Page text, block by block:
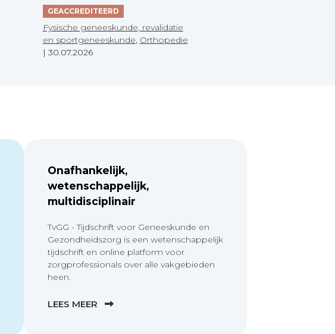
GEACCREDITEERD
Fysische geneeskunde, revalidatie
en sportgeneeskunde Orthopedie
| 30.07.2026
Onafhankelijk,
wetenschappelijk,
multidisciplinair
TvGG - Tijdschrift voor Geneeskunde en
Gezondheidszorg is een wetenschappelijk
tijdschrift en online platform voor
zorgprofessionals over alle vakgebieden
heen.
LEES MEER